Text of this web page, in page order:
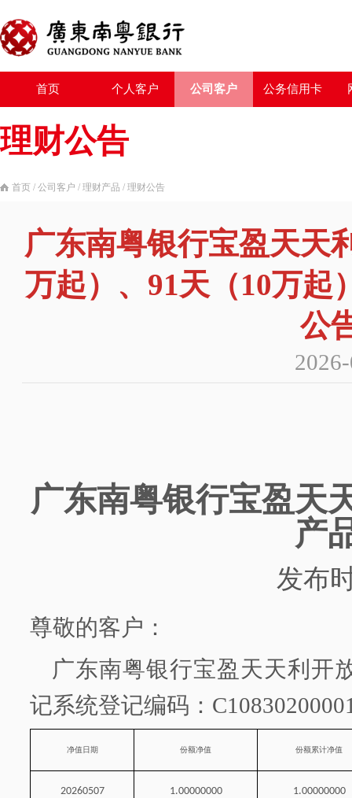
首页 个人客户 公司客户 公务信用卡
理财公告
首页 / 公司客户 / 理财产品 / 理财公告
广东南粤银行宝盈天天
万起）、91天（10万起
公
广东南粤银行宝盈天
产
发布
尊敬的客户：
广东南粤银行宝盈天天利开
记系统登记编码：
净值日期 份额净值 份额累计净值
20260507 1.00000000 1.00000000